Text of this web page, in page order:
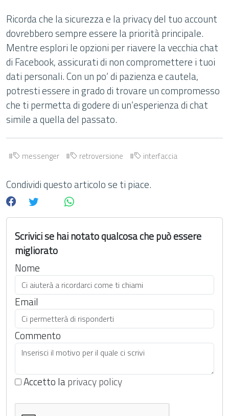
Ricorda che la sicurezza e la privacy del tuo account
dovrebbero sempre essere la priorità principale.
Mentre esplori le opzioni per riavere la vecchia chat
di Facebook, assicurati di non compromettere i tuoi
dati personali. Con un po’ di pazienza e cautela,
potresti essere in grado di trovare un compromesso
che ti permetta di godere di un’esperienza di chat
simile a quella del passato.
messenger retroversione interfaccia
Condividi questo articolo se ti piace.
Scrivici se hai notato qualcosa che può essere
migliorato
Nome
Email
Commento
Accetto laprivacy policy